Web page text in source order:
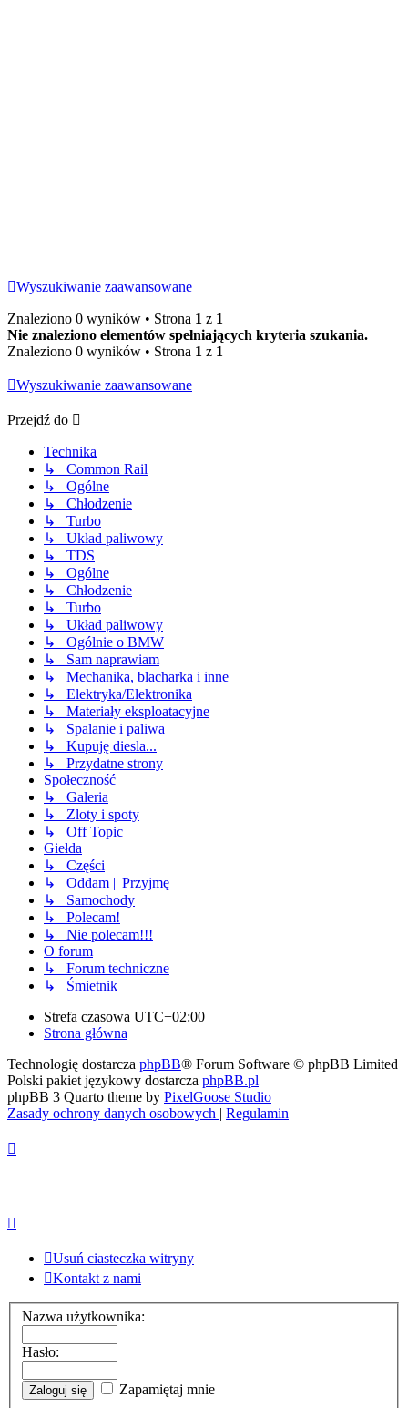
Wyszukiwanie zaawansowane
Znaleziono 0 wyników • Strona 1 z 1
Nie znaleziono elementów spełniających kryteria szukania.
Znaleziono 0 wyników • Strona 1 z 1
Wyszukiwanie zaawansowane
Przejdź do
Technika
↳ Common Rail
↳ Ogólne
↳ Chłodzenie
↳ Turbo
↳ Układ paliwowy
↳ TDS
↳ Ogólne
↳ Chłodzenie
↳ Turbo
↳ Układ paliwowy
↳ Ogólnie o BMW
↳ Sam naprawiam
↳ Mechanika, blacharka i inne
↳ Elektryka/Elektronika
↳ Materiały eksploatacyjne
↳ Spalanie i paliwa
↳ Kupuję diesla...
↳ Przydatne strony
Społeczność
↳ Galeria
↳ Zloty i spoty
↳ Off Topic
Giełda
↳ Części
↳ Oddam || Przyjmę
↳ Samochody
↳ Polecam!
↳ Nie polecam!!!
O forum
↳ Forum techniczne
↳ Śmietnik
Strefa czasowa UTC+02:00
Strona główna
Technologię dostarcza phpBB® Forum Software © phpBB Limited
Polski pakiet językowy dostarcza phpBB.pl
phpBB 3 Quarto theme by PixelGoose Studio
Zasady ochrony danych osobowych | Regulamin
Usuń ciasteczka witryny
Kontakt z nami
Nazwa użytkownika:
Hasło:
Zapamiętaj mnie